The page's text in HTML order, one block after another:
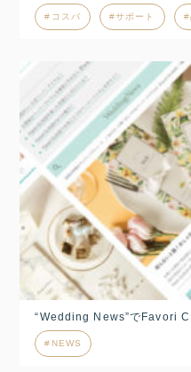
コスパ サポート
“Wedding News”でFavori
NEWS